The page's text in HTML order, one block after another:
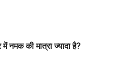
नमक की मात्रा ज्यादा है?